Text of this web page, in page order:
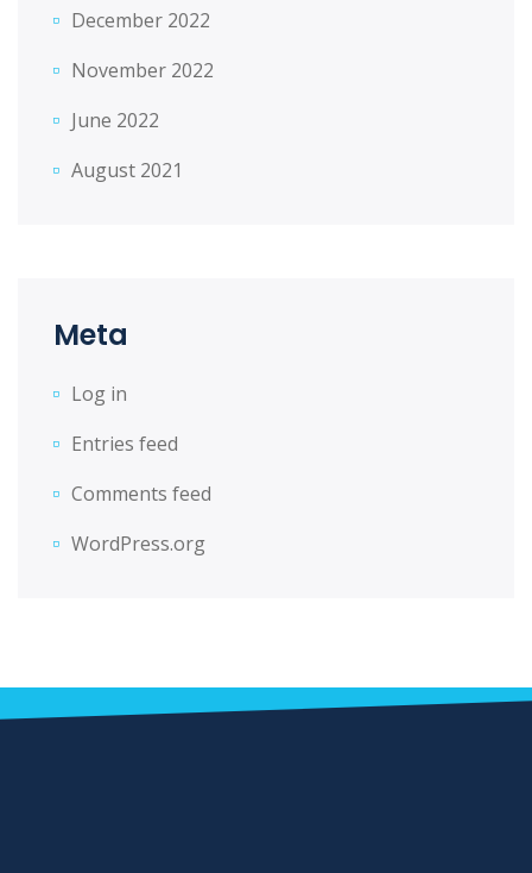
December 2022
November 2022
June 2022
August 2021
Meta
Log in
Entries feed
Comments feed
WordPress.org